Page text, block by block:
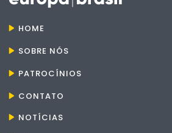
HOME
SOBRE NÓS
PATROCÍNIOS
CONTATO
NOTÍCIAS